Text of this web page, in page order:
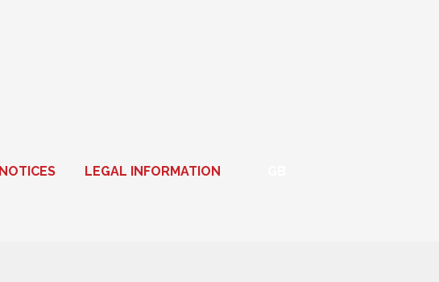
NOTICES LEGAL INFORMATION